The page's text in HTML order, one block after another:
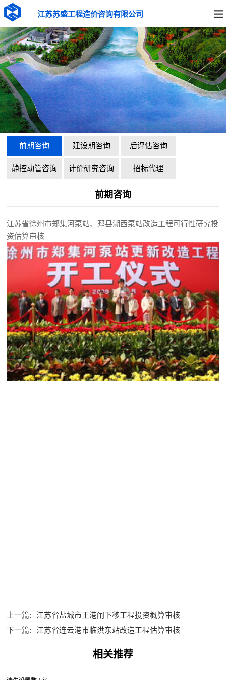
江苏苏盛工程造价咨询有限公司
前期咨询 建设期咨询 后评估咨询
静控动管咨询 计价研究咨询 招标代理
前期咨询
江苏省徐州市郑集河泵站、邳县湖西泵站改造工程可行性研究投
资估算审核
上一篇:
江苏省盐城市王港闸下移工程投资概算审核
下一篇:
江苏省连云港市临洪东站改造工程估算审核
相关推荐